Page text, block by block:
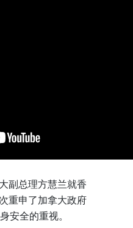
副总理方慧兰就香
重申了加拿大政府
安全的重视。